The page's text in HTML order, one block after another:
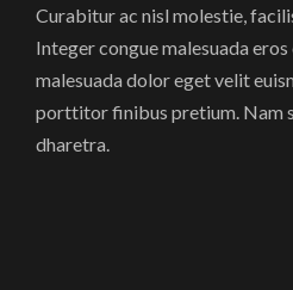
Curabitur ac nisl molestie,
Integer congue malesuada eros
malesuada dolor eget velit
porttitor finibus pretium. Nam
dharetra.